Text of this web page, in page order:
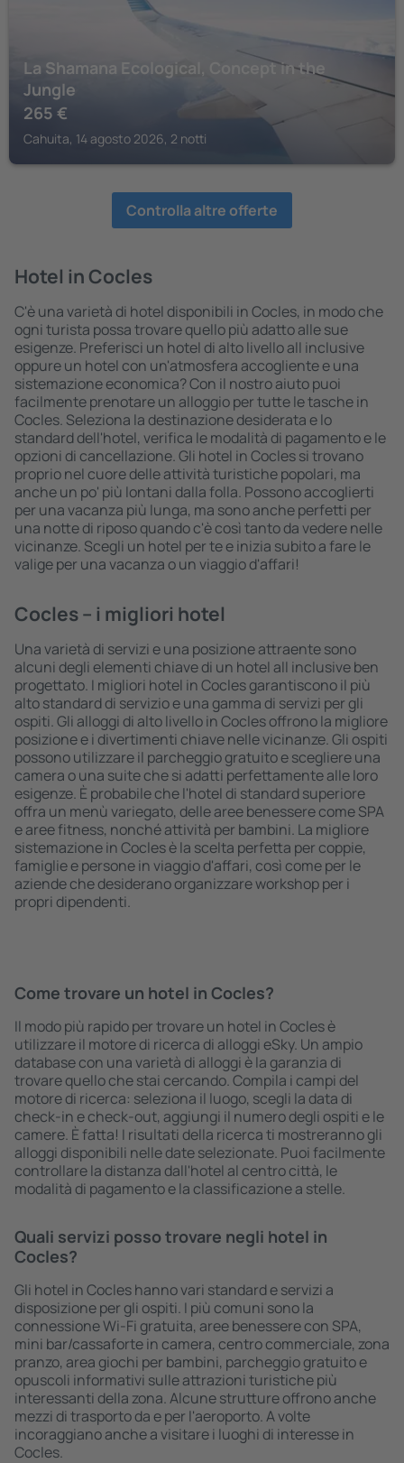
La Shamana Ecological, Concept in the
Jungle
265 €
Cahuita, 14 agosto 2026, 2 notti
Controlla altre offerte
Hotel in Cocles
C'è una varietà di hotel disponibili in Cocles, in modo che
ogni turista possa trovare quello più adatto alle sue
esigenze. Preferisci un hotel di alto livello all inclusive
oppure un hotel con un'atmosfera accogliente e una
sistemazione economica? Con il nostro aiuto puoi
facilmente prenotare un alloggio per tutte le tasche in
Cocles. Seleziona la destinazione desiderata e lo
standard dell'hotel, verifica le modalità di pagamento e le
opzioni di cancellazione. Gli hotel in Cocles si trovano
proprio nel cuore delle attività turistiche popolari, ma
anche un po' più lontani dalla folla. Possono accoglierti
per una vacanza più lunga, ma sono anche perfetti per
una notte di riposo quando c'è così tanto da vedere nelle
vicinanze. Scegli un hotel per te e inizia subito a fare le
valige per una vacanza o un viaggio d'affari!
Cocles – i migliori hotel
Una varietà di servizi e una posizione attraente sono
alcuni degli elementi chiave di un hotel all inclusive ben
progettato. I migliori hotel in Cocles garantiscono il più
alto standard di servizio e una gamma di servizi per gli
ospiti. Gli alloggi di alto livello in Cocles offrono la migliore
posizione e i divertimenti chiave nelle vicinanze. Gli ospiti
possono utilizzare il parcheggio gratuito e scegliere una
camera o una suite che si adatti perfettamente alle loro
esigenze. È probabile che l'hotel di standard superiore
offra un menù variegato, delle aree benessere come SPA
e aree fitness, nonché attività per bambini. La migliore
sistemazione in Cocles è la scelta perfetta per coppie,
famiglie e persone in viaggio d'affari, così come per le
aziende che desiderano organizzare workshop per i
propri dipendenti.
Come trovare un hotel in Cocles?
Il modo più rapido per trovare un hotel in Cocles è
utilizzare il motore di ricerca di alloggi eSky. Un ampio
database con una varietà di alloggi è la garanzia di
trovare quello che stai cercando. Compila i campi del
motore di ricerca: seleziona il luogo, scegli la data di
check-in e check-out, aggiungi il numero degli ospiti e le
camere. È fatta! I risultati della ricerca ti mostreranno gli
alloggi disponibili nelle date selezionate. Puoi facilmente
controllare la distanza dall'hotel al centro città, le
modalità di pagamento e la classificazione a stelle.
Quali servizi posso trovare negli hotel in
Cocles?
Gli hotel in Cocles hanno vari standard e servizi a
disposizione per gli ospiti. I più comuni sono la
connessione Wi-Fi gratuita, aree benessere con SPA,
mini bar/cassaforte in camera, centro commerciale, zona
pranzo, area giochi per bambini, parcheggio gratuito e
opuscoli informativi sulle attrazioni turistiche più
interessanti della zona. Alcune strutture offrono anche
mezzi di trasporto da e per l'aeroporto. A volte
incoraggiano anche a visitare i luoghi di interesse in
Cocles.